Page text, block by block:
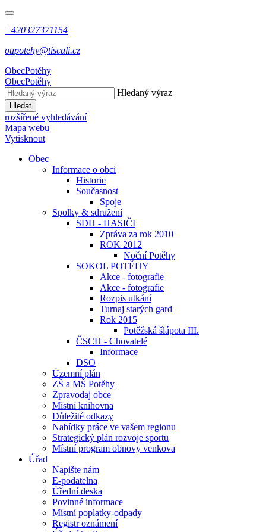
+420327371154
oupotehy@tiscali.cz
ObecPotěhy
ObecPotěhy
Hledaný výraz
Hledat
rozšířené vyhledávání
Mapa webu
Vytisknout
Obec
Informace o obci
Historie
Současnost
Spoje
Spolky & sdružení
SDH - HASIČI
Zpráva za rok 2010
ROK 2012
Noční Potěhy
SOKOL POTĚHY
Akce - fotografie
Akce - fotografie
Rozpis utkání
Turnaj starých gard
Rok 2015
Potěžská šlápota III.
ČSCH - Chovatelé
Informace
DSO
Územní plán
ZŠ a MŠ Potěhy
Zpravodaj obce
Místní knihovna
Důležité odkazy
Nabídky práce ve vašem regionu
Strategický plán rozvoje sportu
Místní program obnovy venkova
Úřad
Napište nám
E-podatelna
Úřední deska
Povinné informace
Místní poplatky-odpady
Registr oznámení